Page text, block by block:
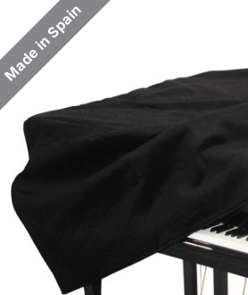
Made in Spain